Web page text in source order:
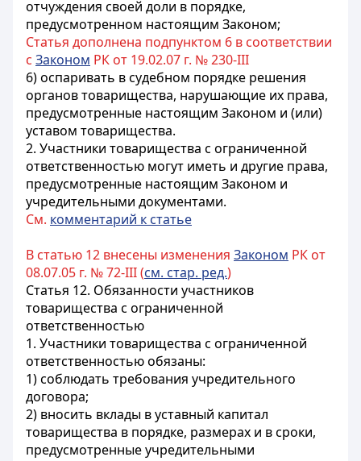
отчуждения своей доли в порядке,
предусмотренном настоящим Законом;
Статья дополнена подпунктом 6 в соответствии
с Законом РК от 19.02.07 г. № 230-III
6) оспаривать в судебном порядке решения
органов товарищества, нарушающие их права,
предусмотренные настоящим Законом и (или)
уставом товарищества.
2. Участники товарищества с ограниченной
ответственностью могут иметь и другие права,
предусмотренные настоящим Законом и
учредительными документами.
См. комментарий к статье
В статью 12 внесены изменения Законом РК от
08.07.05 г. № 72-III (см. стар. ред.)
Статья 12. Обязанности участников
товарищества с ограниченной
ответственностью
1. Участники товарищества с ограниченной
ответственностью обязаны:
1) соблюдать требования учредительного
договора;
2) вносить вклады в уставный капитал
товарищества в порядке, размерах и в сроки,
предусмотренные учредительными